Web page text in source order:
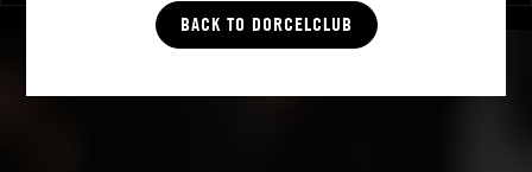
BACK TO DORCELCLUB